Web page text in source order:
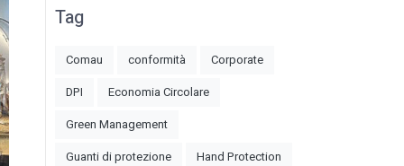
Tag
Comau conformità
Corporate
DPI
Economia Circolare
Green Management
Guanti di protezione
Hand Protection